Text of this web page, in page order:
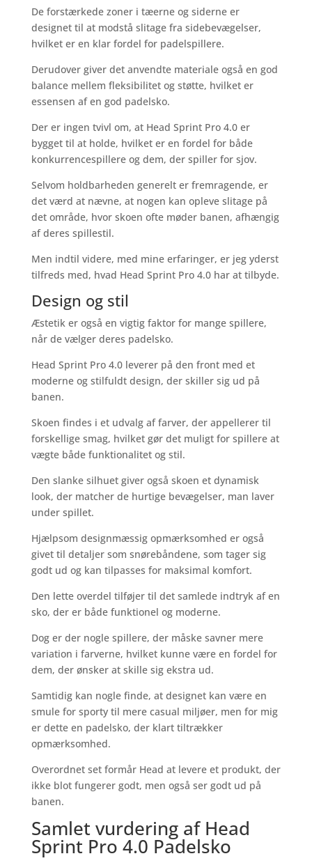
De forstærkede zoner i tæerne og siderne er
designet til at modstå slitage fra sidebevægelser,
hvilket er en klar fordel for padelspillere.
Derudover giver det anvendte materiale også en god
balance mellem fleksibilitet og støtte, hvilket er
essensen af en god padelsko.
Der er ingen tvivl om, at Head Sprint Pro 4.0 er
bygget til at holde, hvilket er en fordel for både
konkurrencespillere og dem, der spiller for sjov.
Selvom holdbarheden generelt er fremragende, er
det værd at nævne, at nogen kan opleve slitage på
det område, hvor skoen ofte møder banen, afhængig
af deres spillestil.
Men indtil videre, med mine erfaringer, er jeg yderst
tilfreds med, hvad Head Sprint Pro 4.0 har at tilbyde.
Design og stil
Æstetik er også en vigtig faktor for mange spillere,
når de vælger deres padelsko.
Head Sprint Pro 4.0 leverer på den front med et
moderne og stilfuldt design, der skiller sig ud på
banen.
Skoen findes i et udvalg af farver, der appellerer til
forskellige smag, hvilket gør det muligt for spillere at
vægte både funktionalitet og stil.
Den slanke silhuet giver også skoen et dynamisk
look, der matcher de hurtige bevægelser, man laver
under spillet.
Hjælpsom designmæssig opmærksomhed er også
givet til detaljer som snørebåndene, som tager sig
godt ud og kan tilpasses for maksimal komfort.
Den lette overdel tilføjer til det samlede indtryk af en
sko, der er både funktionel og moderne.
Dog er der nogle spillere, der måske savner mere
variation i farverne, hvilket kunne være en fordel for
dem, der ønsker at skille sig ekstra ud.
Samtidig kan nogle finde, at designet kan være en
smule for sporty til mere casual miljøer, men for mig
er dette en padelsko, der klart tiltrækker
opmærksomhed.
Overordnet set formår Head at levere et produkt, der
ikke blot fungerer godt, men også ser godt ud på
banen.
Samlet vurdering af Head
Sprint Pro 4.0 Padelsko